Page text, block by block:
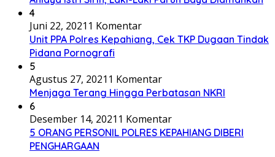
4
Juni 22, 2021 1 Komentar
Unit PPA Polres Kepahiang, Cek TKP Dugaan Tindak
Pidana Pornografi
5
Agustus 27, 2021 1 Komentar
Menjaga Terang Hingga Perbatasan NKRI
6
Desember 14, 2021 1 Komentar
5 ORANG PERSONIL POLRES KEPAHIANG DIBERI
PENGHARGAAN